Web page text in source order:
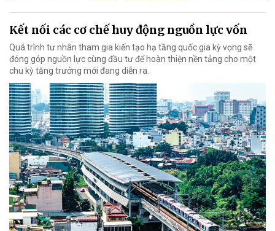
Kết nối các cơ chế huy động nguồn lực vốn
Quá trình tư nhân tham gia kiến tạo hạ tầng quốc gia kỳ vọng sẽ
đóng góp nguồn lực cùng đầu tư để hoàn thiện nền tảng cho một
chu kỳ tăng trưởng mới đang diễn ra.